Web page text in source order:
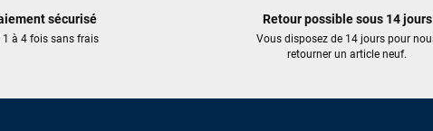
sécurisé
1 à 4 fois sans frais
Retour possible sous 14 jours
Vous disposez de 14 jours pour
retourner un article neuf.
Cela faisait 6 mois que je galérais à remplacer ma board eux m'ont
trouvé une pépite à laquelle je n'aurais jamais pensé ! Excellent conseil
prix et en plus super sympas. Merci encore pour cette severne